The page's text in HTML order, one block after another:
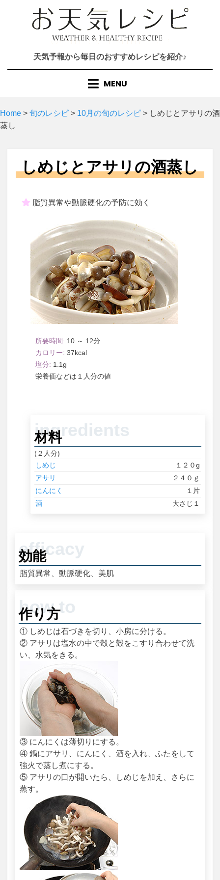
天気予報から毎日のおすすめレシピを紹介♪
MENU
Home > 旬のレシピ > 10月の旬のレシピ > しめじとアサリの酒
蒸し
しめじとアサリの酒蒸し
脂質異常や動脈硬化の予防に効く
10 ～ 12
37
1.1
１人分
材料
(２人分)
しめじ
１２０g
アサリ
２４０ｇ
にんにく
１片
酒
大さじ１
効能
脂質異常、動脈硬化、美肌
作り方
① しめじは石づきを切り、小房に分ける。
② アサリは塩水の中で殻と殻をこすり合わせて洗
い、水気をきる。
③ にんにくは薄切りにする。
④ 鍋にアサリ、にんにく、酒を入れ、ふたをして
強火で蒸し煮にする。
⑤ アサリの口が開いたら、しめじを加え、さらに
蒸す。